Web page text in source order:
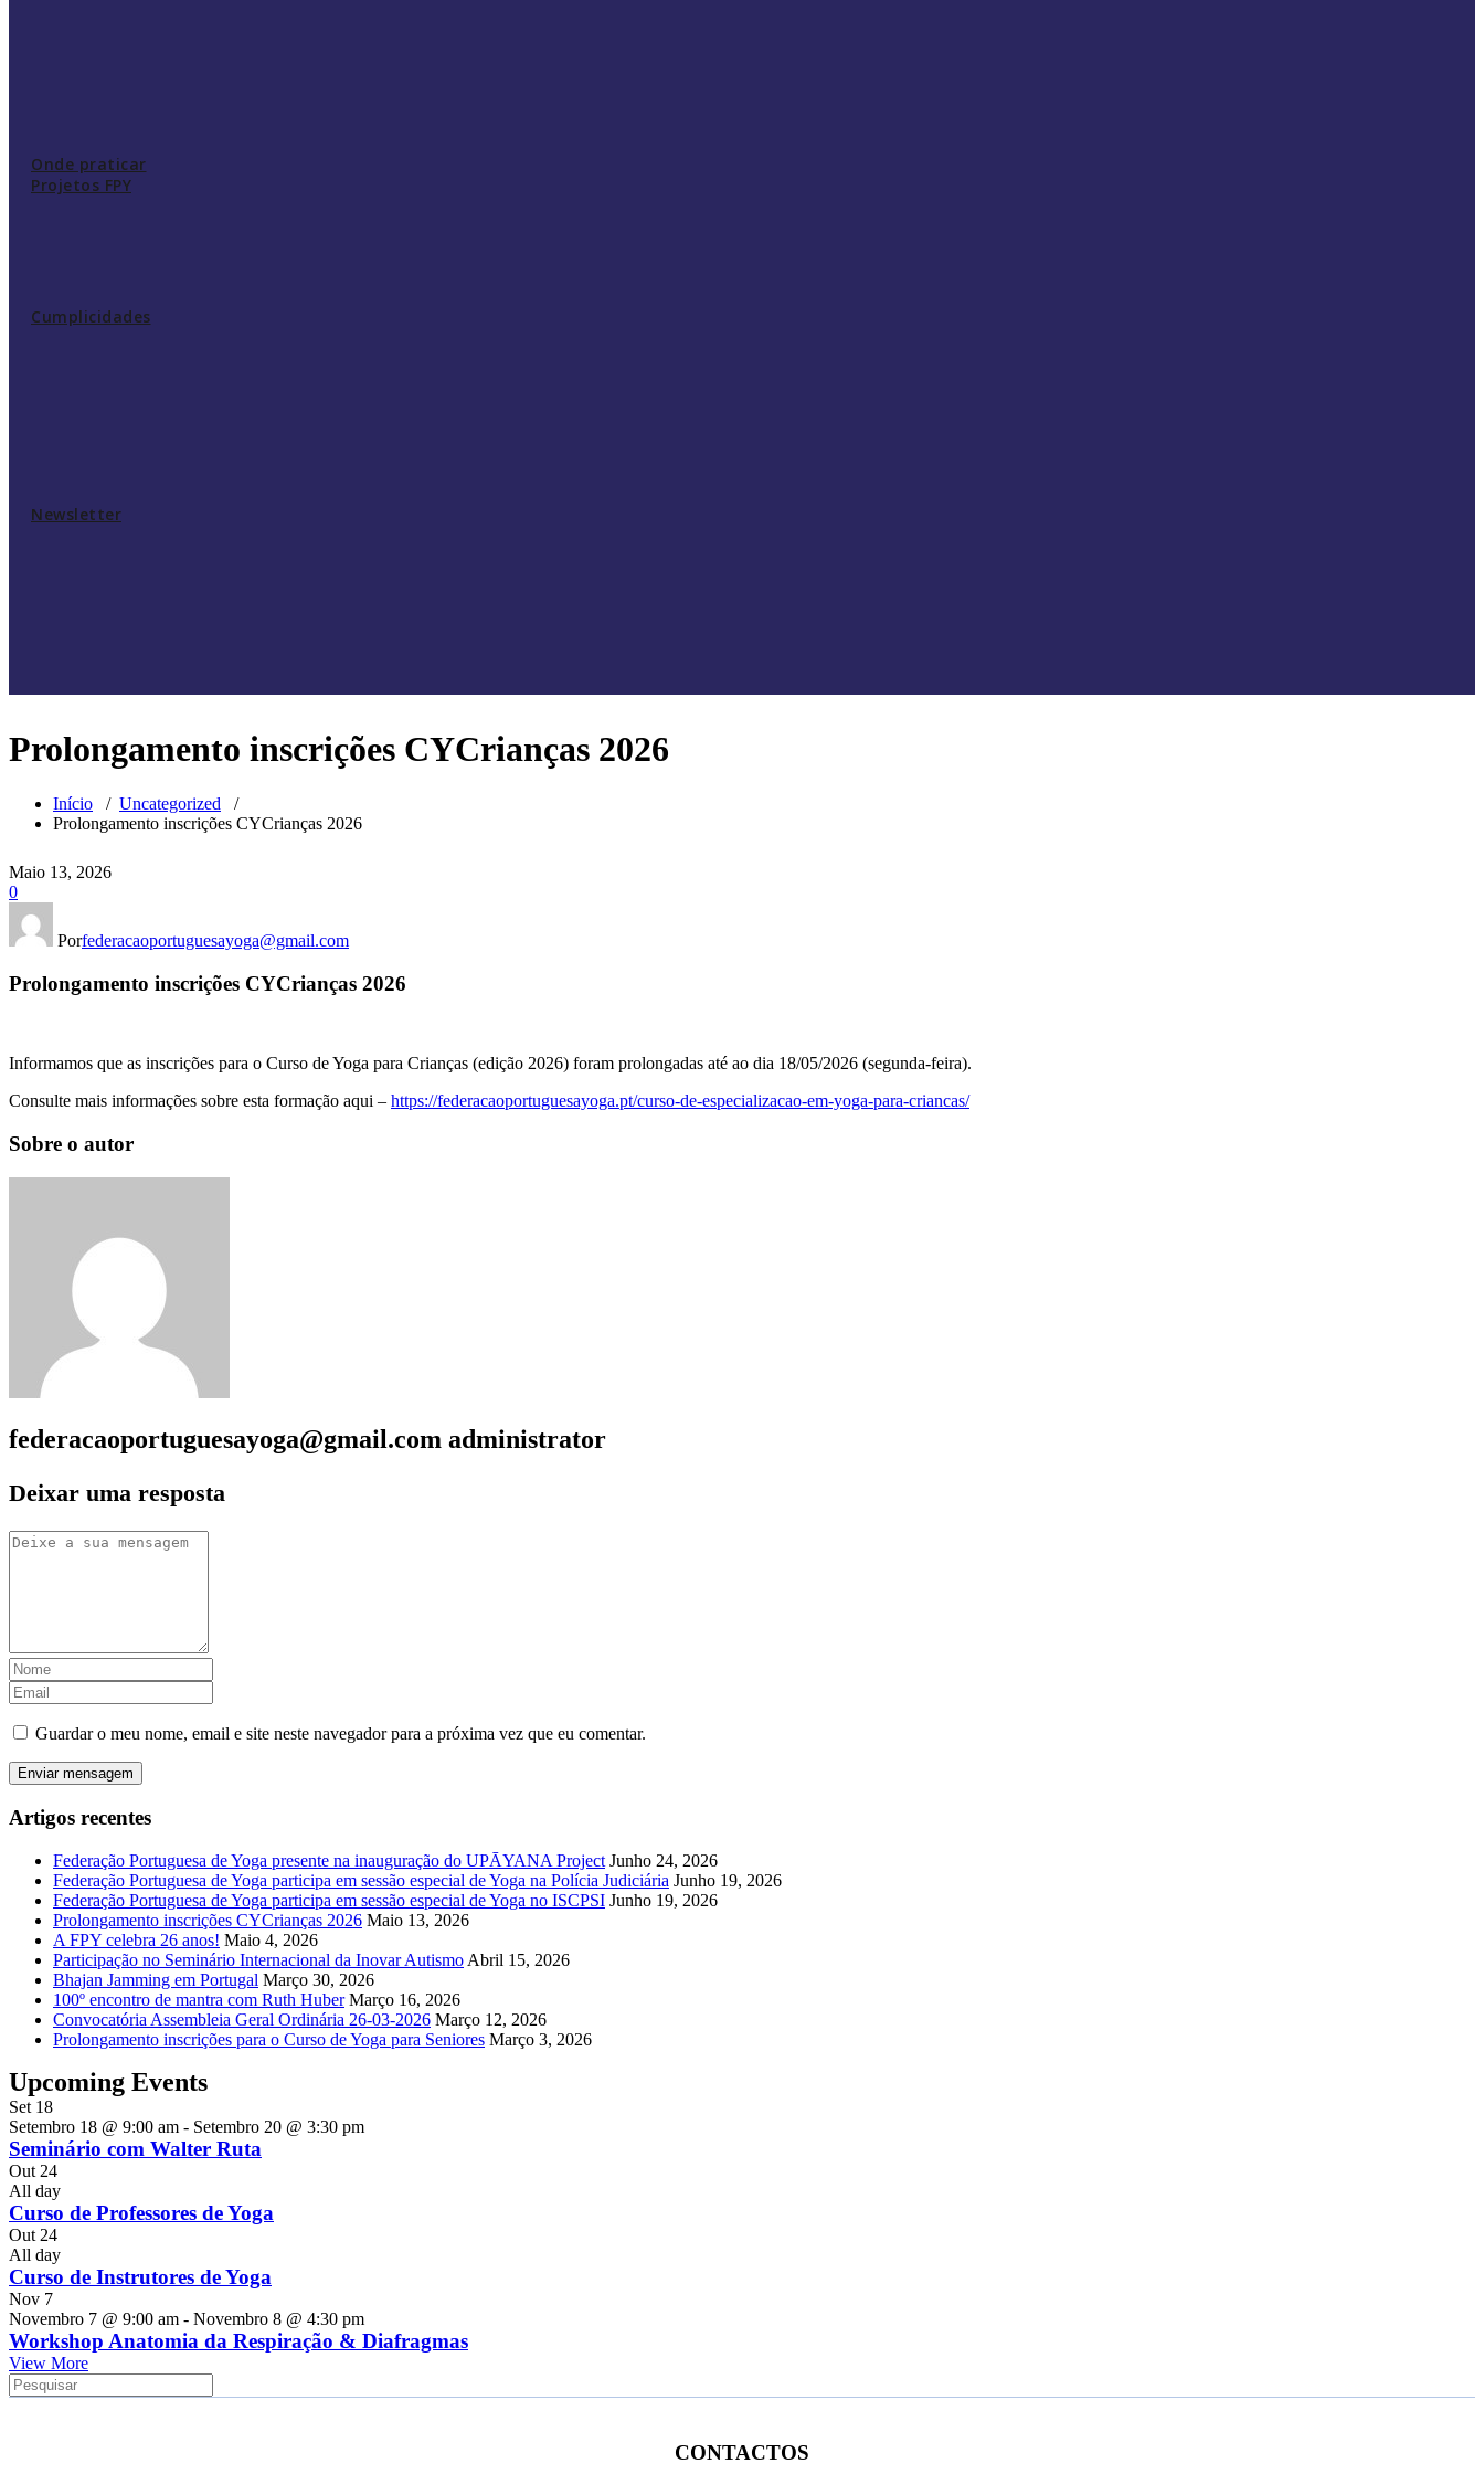
Onde praticar
Projetos FPY
Cumplicidades
Newsletter
Prolongamento inscrições CYCrianças 2026
Início / Uncategorized /
Prolongamento inscrições CYCrianças 2026
Maio 13, 2026
0
Porfederacaoportuguesayoga@gmail.com
Prolongamento inscrições CYCrianças 2026
Informamos que as inscrições para o Curso de Yoga para Crianças (edição 2026) foram prolongadas até ao dia 18/05/2026 (segunda-feira).
Consulte mais informações sobre esta formação aqui – https://federacaoportuguesayoga.pt/curso-de-especializacao-em-yoga-para-criancas/
Sobre o autor
federacaoportuguesayoga@gmail.com administrator
Deixar uma resposta
Guardar o meu nome, email e site neste navegador para a próxima vez que eu comentar.
Artigos recentes
Federação Portuguesa de Yoga presente na inauguração do UPĀYANA Project Junho 24, 2026
Federação Portuguesa de Yoga participa em sessão especial de Yoga na Polícia Judiciária Junho 19, 2026
Federação Portuguesa de Yoga participa em sessão especial de Yoga no ISCPSI Junho 19, 2026
Prolongamento inscrições CYCrianças 2026 Maio 13, 2026
A FPY celebra 26 anos! Maio 4, 2026
Participação no Seminário Internacional da Inovar Autismo Abril 15, 2026
Bhajan Jamming em Portugal Março 30, 2026
100º encontro de mantra com Ruth Huber Março 16, 2026
Convocatória Assembleia Geral Ordinária 26-03-2026 Março 12, 2026
Prolongamento inscrições para o Curso de Yoga para Seniores Março 3, 2026
Upcoming Events
Set 18
Setembro 18 @ 9:00 am - Setembro 20 @ 3:30 pm
Seminário com Walter Ruta
Out 24
All day
Curso de Professores de Yoga
Out 24
All day
Curso de Instrutores de Yoga
Nov 7
Novembro 7 @ 9:00 am - Novembro 8 @ 4:30 pm
Workshop Anatomia da Respiração & Diafragmas
View More
CONTACTOS